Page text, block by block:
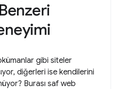
gibi siteler
diğerleri ise kendilerini
Burası saf web